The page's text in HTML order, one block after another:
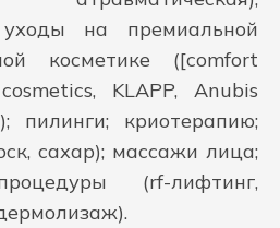
уходы на премиальной
косметике ([comfort
KLAPP, Anubis
пилинги; криотерапию;
сахар); массажи лица;
(rf-лифтинг,